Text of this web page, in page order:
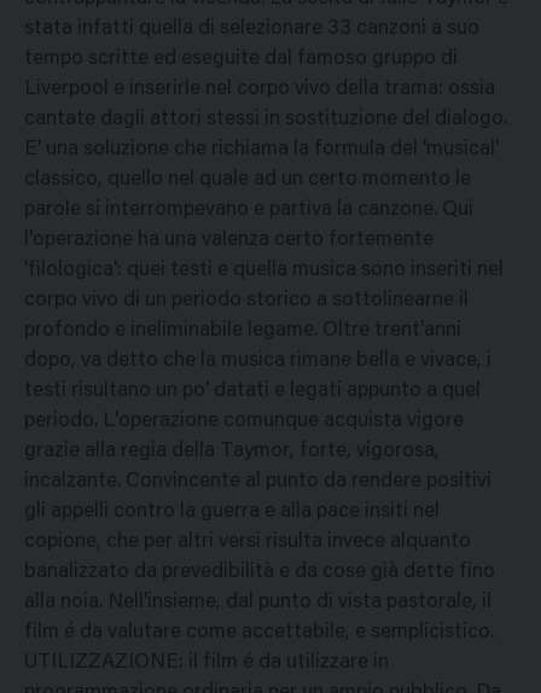
stata infatti quella di selezionare 33 canzoni a suo
tempo scritte ed eseguite dal famoso gruppo di
Liverpool e inserirle nel corpo vivo della trama: ossia
cantate dagli attori stessi in sostituzione del dialogo.
E' una soluzione che richiama la formula del 'musical'
classico, quello nel quale ad un certo momento le
parole si interrompevano e partiva la canzone. Qui
l'operazione ha una valenza certo fortemente
'filologica': quei testi e quella musica sono inseriti nel
corpo vivo di un periodo storico a sottolinearne il
profondo e ineliminabile legame. Oltre trent'anni
dopo, va detto che la musica rimane bella e vivace, i
testi risultano un po' datati e legati appunto a quel
periodo. L'operazione comunque acquista vigore
grazie alla regia della Taymor, forte, vigorosa,
incalzante. Convincente al punto da rendere positivi
gli appelli contro la guerra e alla pace insiti nel
copione, che per altri versi risulta invece alquanto
banalizzato da prevedibilità e da cose già dette fino
alla noia. Nell'insieme, dal punto di vista pastorale, il
film é da valutare come accettabile, e semplicistico.
UTILIZZAZIONE: il film é da utilizzare in